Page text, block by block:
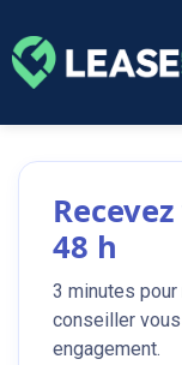
48 h
3 minutes
conseiller
engagement.